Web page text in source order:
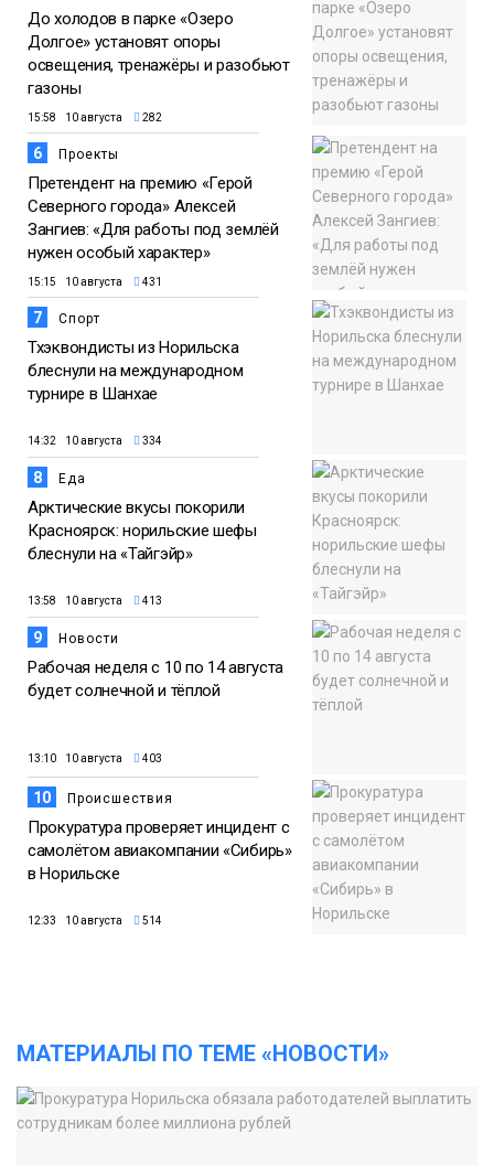
До холодов в парке «Озеро
Долгое» установят опоры
освещения, тренажёры и разобьют
газоны
15:58 10 августа 282
6 Проекты
Претендент на премию «Герой
Северного города» Алексей
Зангиев: «Для работы под землёй
нужен особый характер»
15:15 10 августа 431
7 Спорт
Тхэквондисты из Норильска
блеснули на международном
турнире в Шанхае
14:32 10 августа 334
8 Еда
Арктические вкусы покорили
Красноярск: норильские шефы
блеснули на «Тайгэйр»
13:58 10 августа 413
9 Новости
Рабочая неделя с 10 по 14 августа
будет солнечной и тёплой
13:10 10 августа 403
10 Происшествия
Прокуратура проверяет инцидент с
самолётом авиакомпании «Сибирь»
в Норильске
12:33 10 августа 514
МАТЕРИАЛЫ ПО ТЕМЕ «НОВОСТИ»